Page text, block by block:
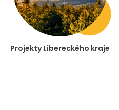
Projekty Libereckého kraje